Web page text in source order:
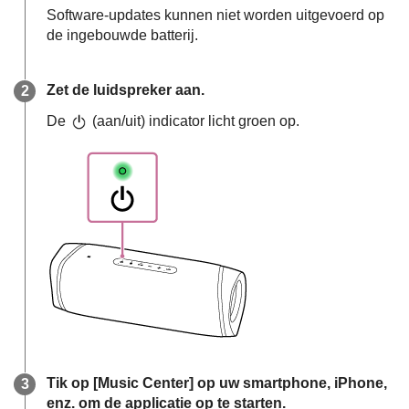
Software-updates kunnen niet worden uitgevoerd op
de ingebouwde batterij.
Zet de luidspreker aan.
De
(aan/uit) indicator licht groen op.
Tik op [Music Center] op uw smartphone, iPhone,
enz. om de applicatie op te starten.